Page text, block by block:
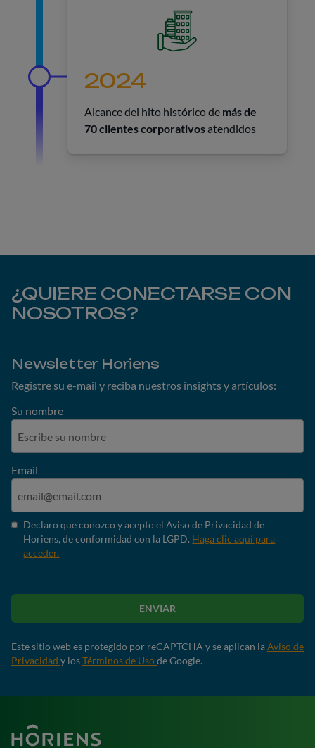
2024
Alcance del hito histórico de más de
70 clientes corporativosatendidos
¿QUIERE CONECTARSE CON
NOSOTROS?
Newsletter Horiens
Registre su e-mail y reciba nuestros insights y artículos:
Su nombre
Email
Declaro que conozco y acepto el Aviso de Privacidad de
Horiens, de conformidad con la LGPD. Haga clic aquí para
acceder.
ENVIAR
Este sitio web es protegido por reCAPTCHA y se aplican laAviso de
Privacidad y losTérminos de Usode Google.